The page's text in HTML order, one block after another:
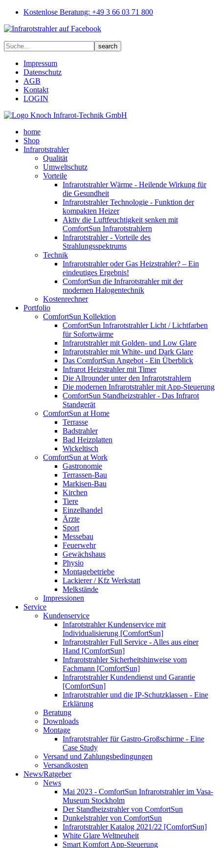
Kostenlose Beratung: +49 3 66 03 71 800
Impressum
Datenschutz
AGB
Kontakt
LOGIN
home
Shop
Infrarotstrahler
Qualität
Umweltschutz
Vorteile
Infrarotstrahler Wärme - Heilende Wirkung für
die Gesundheit
Infrarotstrahler Technologie - Funktion der
kompakten Heizer
Aktiv die Luftfeuchtigkeit senken mit
ComfortSun Infrarotstrahlern
Infrarotstrahler - Vorteile des
Strahlungsspektrums
Technik
Infrarotstrahler oder Gas Heizstrahler? – Ein
eindeutiges Ergebnis!
ComfortSun die Infrarotstrahler mit der
modernen Halogentechnik
Kostenrechner
Portfolio
ComfortSun Kollektion
ComfortSun Infrarotstrahler Licht / Lichtfarben
für Sofortwärme
Infrarotstrahler mit Golden- und Low Glare
Infrarotstrahler mit White- und Dark Glare
Das ComfortSun Angebot - Ein Überblick
Infrarot Heizstrahler mit Timer
Die Allrounder unter den Infrarotstrahlern
Die modernen Infrarotstrahler mit App-Steuerung
ComfortSun Standheizstrahler - Das Infrarot
Standgerät
ComfortSun at Home
Terrasse
Badstrahler
Bad Heizplatten
Wickeltisch
ComfortSun at Work
Gastronomie
Terrassen-Bau
Markisen-Bau
Kirchen
Tiere
Einzelhandel
Ärzte
Sport
Messebau
Feuerwehr
Gewächshaus
Physio
Montagebetriebe
Lackierer / Kfz Werkstatt
Melkstände
Impressionen
Service
Kundenservice
Infarotstrahler Kundenservice mit
Individualisierung [ComfortSun]
Infrarotstrahler Full Service - Alles aus einer
Hand [ComfortSun]
Infrarotstrahler Sicherheitshinweise vom
Fachmann [ComfortSun]
Infrarotstrahler Kundendienst und Garantie
[ComfortSun]
Infrarotstrahler und die IP-Schutzklassen - Eine
Erklärung
Beratung
Downloads
Montage
Infrarotstrahler für Gastro-Großschirme - Eine
Case Study
Versand und Zahlungsbedingungen
Versandkosten
News/Ratgeber
News
Mai 2023 - ComfortSun Infrarotstrahler im Vasa-
Museum Stockholm
Der Standheizstrahler von ComfortSun
Dunkelstrahler von ComfortSun
Infrarotstrahler Katalog 2021/22 [ComfortSun]
White Glare Weltneuheit
Smart Komfort App-Steuerung